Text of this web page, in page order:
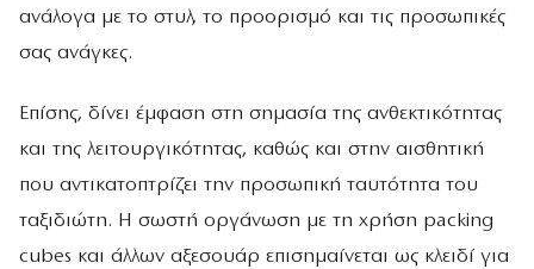
ανάλογα με το στυλ, το προορισμό και τις προσωπικές
σας ανάγκες.
Επίσης, δίνει έμφαση στη σημασία της ανθεκτικότητας
και της λειτουργικότητας, καθώς και στην αισθητική
που αντικατοπτρίζει την προσωπική ταυτότητα του
ταξιδιώτη. Η σωστή οργάνωση με τη χρήση packing
cubes και άλλων αξεσουάρ επισημαίνεται ως κλειδί για